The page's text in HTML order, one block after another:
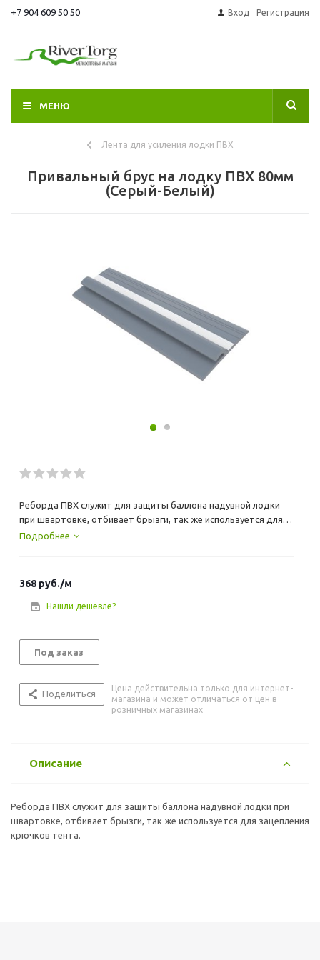
+7 904 609 50 50 Вход Регистрация
МЕНЮ
Лента для усиления лодки ПВХ
Привальный брус на лодку ПВХ 80мм
(Серый-Белый)
Реборда ПВХ служит для защиты баллона надувной лодки
при швартовке, отбивает брызги, так же используется для
зацепления крючков тента.
Подробнее
368 руб./м
Нашли дешевле?
Под заказ
Поделиться
Цена действительна только для интернет-
магазина и может отличаться от цен в
розничных магазинах
Описание
Реборда ПВХ служит для защиты баллона надувной лодки при
швартовке, отбивает брызги, так же используется для зацепления
крючков тента.